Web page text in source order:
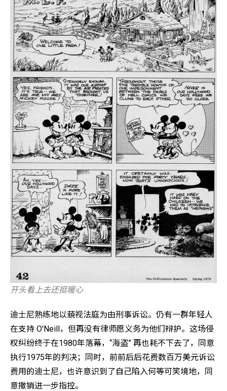
开头看上去还挺暖心
迪士尼熟练地以藐视法庭为由刑事诉讼。仍有一群年轻人
在支持 O'Neill，但再没有律师愿义务为他们辩护。这场侵
权纠纷终于在1980年落幕，“海盗” 再也耗不下去了，同意
执行1975年的判决；同时，前前后后花费数百万美元诉讼
费用的迪士尼，也许意识到了自己陷入何等可笑境地，同
意撤销进一步指控。